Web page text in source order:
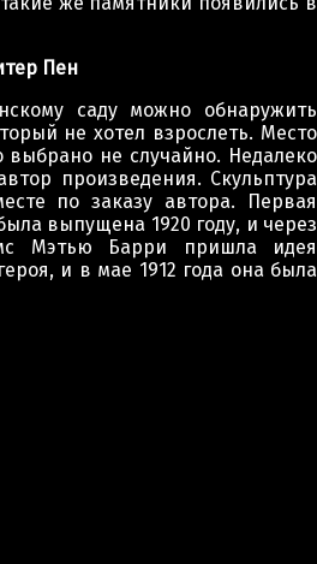
Пен
саду можно обнаружить
не хотел взрослеть. Место
выбрано не случайно. Недалеко
произведения. Скульптура
по заказу автора. Первая
выпущена 1920 году, и через
Мэтью Барри пришла идея
и в мае 1912 года она была